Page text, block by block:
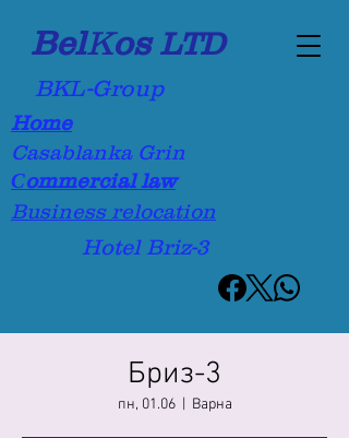
BelKos LTD
BKL-Group
Hotel Briz-3
Casablanka Grin
Business relocation
Home
Сommercial law
Бриз-3
пн, 01.06
  |
Варна